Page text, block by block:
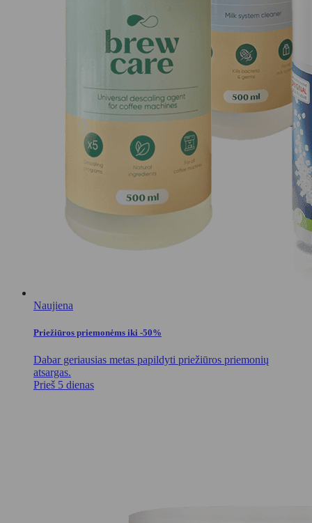
Naujiena
Priežiūros priemonėms iki -50%
Dabar geriausias metas papildyti priežiūros priemonių
atsargas.
Prieš 5 dienas